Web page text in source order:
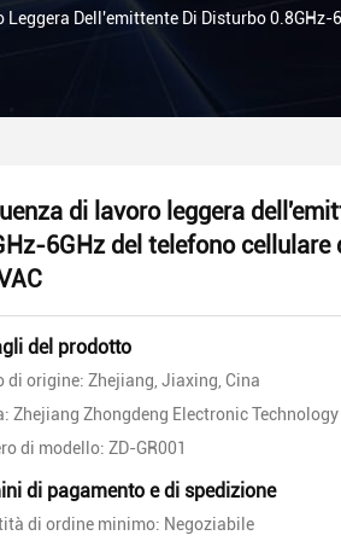
Leggera Dell'emittente Di Disturbo
di lavoro leggera
6GHz del telefono
del prodotto
di origine: Zhejiang, Jiaxing, Cina
Zhejiang Zhongdeng Electronic Technology
di modello: ZD-GR001
di pagamento e di spedizione
di ordine minimo: Negoziabile